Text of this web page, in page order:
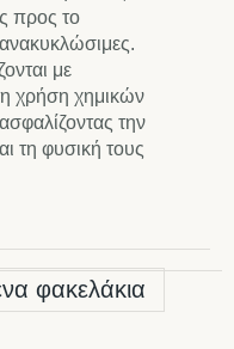
προς το
με
χρήση χημικών
την
τη φυσική τους
φακελάκια